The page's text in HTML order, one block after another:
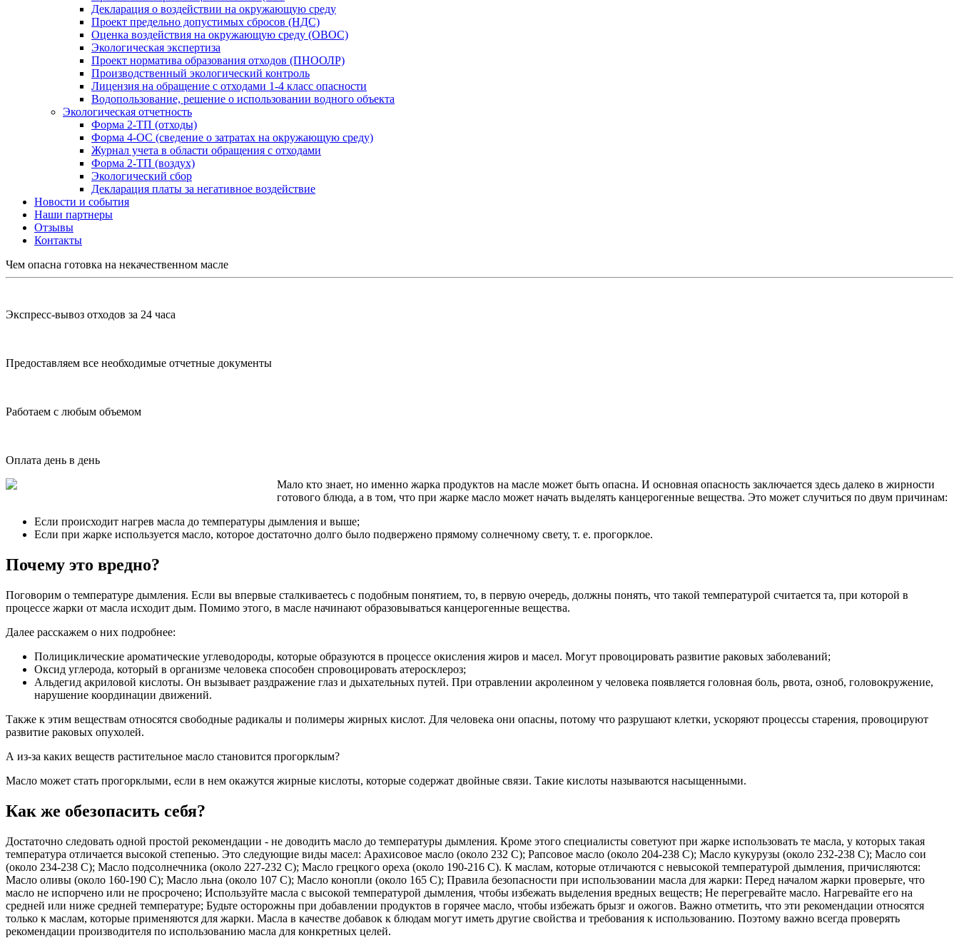
Декларация о воздействии на окружающую среду
Проект предельно допустимых сбросов (НДС)
Оценка воздействия на окружающую среду (ОВОС)
Экологическая экспертиза
Проект норматива образования отходов (ПНООЛР)
Производственный экологический контроль
Лицензия на обращение с отходами 1-4 класс опасности
Водопользование, решение о использовании водного объекта
Экологическая отчетность
Форма 2-ТП (отходы)
Форма 4-ОС (сведение о затратах на окружающую среду)
Журнал учета в области обращения с отходами
Форма 2-ТП (воздух)
Экологический сбор
Декларация платы за негативное воздействие
Новости и события
Наши партнеры
Отзывы
Контакты
Чем опасна готовка на некачественном масле
Экспресс-вывоз отходов за 24 часа
Предоставляем все необходимые отчетные документы
Работаем с любым объемом
Оплата день в день
Мало кто знает, но именно жарка продуктов на масле может быть опасна. И основная опасность заключается здесь далеко в жирности
готового блюда, а в том, что при жарке масло может начать выделять канцерогенные вещества. Это может случиться по двум причинам:
Если происходит нагрев масла до температуры дымления и выше;
Если при жарке используется масло, которое достаточно долго было подвержено прямому солнечному свету, т. е. прогорклое.
Почему это вредно?
Поговорим о температуре дымления. Если вы впервые сталкиваетесь с подобным понятием, то, в первую очередь, должны понять, что такой температурой считается та, при которой в
процессе жарки от масла исходит дым. Помимо этого, в масле начинают образовываться канцерогенные вещества.
Далее расскажем о них подробнее:
Полициклические ароматические углеводороды, которые образуются в процессе окисления жиров и масел. Могут провоцировать развитие раковых заболеваний;
Оксид углерода, который в организме человека способен спровоцировать атеросклероз;
Альдегид акриловой кислоты. Он вызывает раздражение глаз и дыхательных путей. При отравлении акролеином у человека появляется головная боль, рвота, озноб, головокружение,
нарушение координации движений.
Также к этим веществам относятся свободные радикалы и полимеры жирных кислот. Для человека они опасны, потому что разрушают клетки, ускоряют процессы старения, провоцируют
развитие раковых опухолей.
А из-за каких веществ растительное масло становится прогорклым?
Масло может стать прогорклыми, если в нем окажутся жирные кислоты, которые содержат двойные связи. Такие кислоты называются насыщенными.
Как же обезопасить себя?
Достаточно следовать одной простой рекомендации - не доводить масло до температуры дымления. Кроме этого специалисты советуют при жарке использовать те масла, у которых такая
температура отличается высокой степенью. Это следующие виды масел: Арахисовое масло (около 232 C); Рапсовое масло (около 204-238 C); Масло кукурузы (около 232-238 C); Масло сои
(около 234-238 C); Масло подсолнечника (около 227-232 C); Масло грецкого ореха (около 190-216 C). К маслам, которые отличаются с невысокой температурой дымления, причисляются:
Масло оливы (около 160-190 C); Масло льна (около 107 C); Масло конопли (около 165 C); Правила безопасности при использовании масла для жарки: Перед началом жарки проверьте, что
масло не испорчено или не просрочено; Используйте масла с высокой температурой дымления, чтобы избежать выделения вредных веществ; Не перегревайте масло. Нагревайте его на
средней или ниже средней температуре; Будьте осторожны при добавлении продуктов в горячее масло, чтобы избежать брызг и ожогов. Важно отметить, что эти рекомендации относятся
только к маслам, которые применяются для жарки. Масла в качестве добавок к блюдам могут иметь другие свойства и требования к использованию. Поэтому важно всегда проверять
рекомендации производителя по использованию масла для конкретных целей.